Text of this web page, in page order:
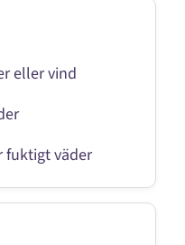
eller vind
väder